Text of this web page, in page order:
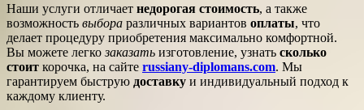
Наши услуги отличает недорогая стоимость, а также
возможность выбора различных вариантов оплаты, что
делает процедуру приобретения максимально комфортной.
Вы можете легко заказать изготовление, узнать сколько
стоит корочка, на сайте russiany-diplomans.com. Мы
гарантируем быструю доставку и индивидуальный подход к
каждому клиенту.